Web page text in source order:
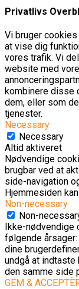
Privatlivs
Vi bruger
at vise dig
vores trafik. Vi
website med
kombinere disse
dem, eller som
tjenester.
Necessary
Necessary
Altid aktiveret
Nødvendige
brugbar ved at
side-navigation
Hjemmesiden
Non-necessary
Non-
Ikke-nødvendige
følgende
dine
undgå at
den samme side
GEM &